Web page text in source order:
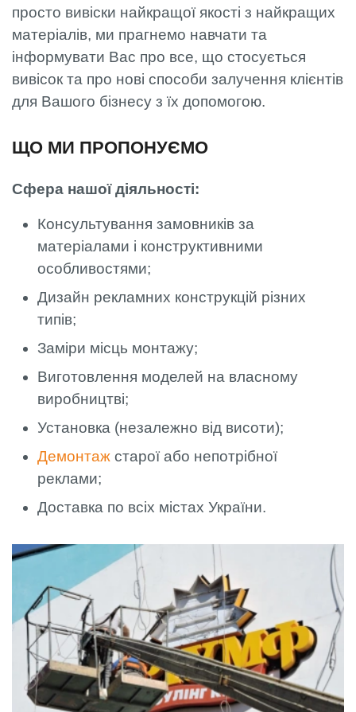
просто вивіски найкращої якості з найкращих
матеріалів, ми прагнемо навчати та
інформувати Вас про все, що стосується
вивісок та про нові способи залучення клієнтів
для Вашого бізнесу з їх допомогою.
ЩО МИ ПРОПОНУЄМО
Сфера нашої діяльності:
Консультування замовників за
матеріалами і конструктивними
особливостями;
Дизайн рекламних конструкцій різних
типів;
Заміри місць монтажу;
Виготовлення моделей на власному
виробництві;
Установка (незалежно від висоти);
Демонтаж старої або непотрібної
реклами;
Доставка по всіх містах України.